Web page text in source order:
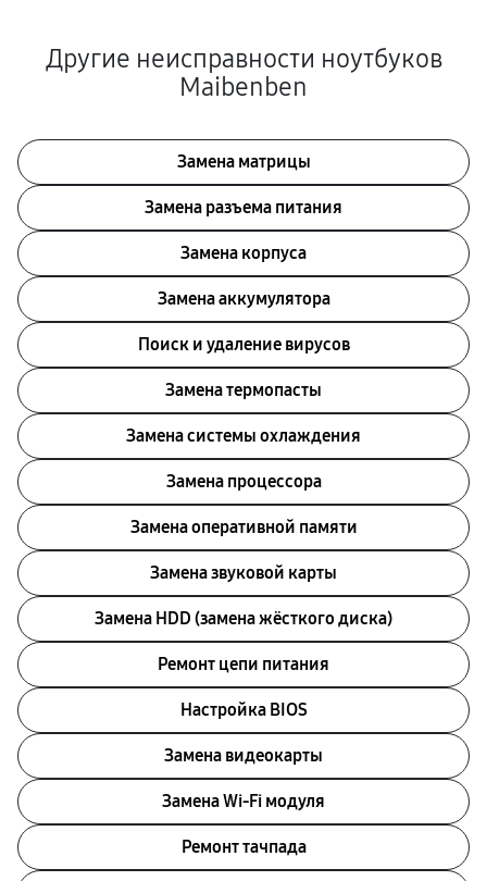
Другие неисправности ноутбуков
Maibenben
Замена матрицы
Замена разъема питания
Замена корпуса
Замена аккумулятора
Поиск и удаление вирусов
Замена термопасты
Замена системы охлаждения
Замена процессора
Замена оперативной памяти
Замена звуковой карты
Замена HDD (замена жёсткого диска)
Ремонт цепи питания
Настройка BIOS
Замена видеокарты
Замена Wi-Fi модуля
Ремонт тачпада